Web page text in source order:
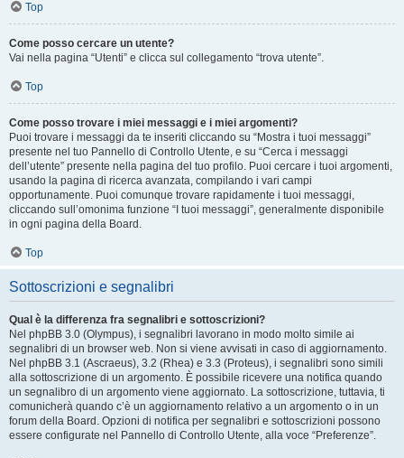
Top
Come posso cercare un utente?
Vai nella pagina “Utenti” e clicca sul collegamento “trova utente”.
Top
Come posso trovare i miei messaggi e i miei argomenti?
Puoi trovare i messaggi da te inseriti cliccando su “Mostra i tuoi messaggi”
presente nel tuo Pannello di Controllo Utente, e su “Cerca i messaggi
dell’utente” presente nella pagina del tuo profilo. Puoi cercare i tuoi argomenti,
usando la pagina di ricerca avanzata, compilando i vari campi
opportunamente. Puoi comunque trovare rapidamente i tuoi messaggi,
cliccando sull’omonima funzione “I tuoi messaggi”, generalmente disponibile
in ogni pagina della Board.
Top
Sottoscrizioni e segnalibri
Qual è la differenza fra segnalibri e sottoscrizioni?
Nel phpBB 3.0 (Olympus), i segnalibri lavorano in modo molto simile ai
segnalibri di un browser web. Non si viene avvisati in caso di aggiornamento.
Nel phpBB 3.1 (Ascraeus), 3.2 (Rhea) e 3.3 (Proteus), i segnalibri sono simili
alla sottoscrizione di un argomento. È possibile ricevere una notifica quando
un segnalibro di un argomento viene aggiornato. La sottoscrizione, tuttavia, ti
comunicherà quando c’è un aggiornamento relativo a un argomento o in un
forum della Board. Opzioni di notifica per segnalibri e sottoscrizioni possono
essere configurate nel Pannello di Controllo Utente, alla voce “Preferenze”.